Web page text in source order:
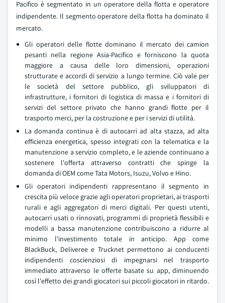
Pacifico è segmentato in un operatore della flotta e operatore
indipendente. Il segmento operatore della flotta ha dominato il
mercato.
Gli operatori delle flotte dominano il mercato dei camion
pesanti nella regione Asia-Pacifico e forniscono la quota
maggiore a causa delle loro dimensioni, operazioni
strutturate e accordi di servizio a lungo termine. Ciò vale per
le società del settore pubblico, gli sviluppatori di
infrastrutture, i fornitori di logistica di massa e i fornitori di
servizi del settore privato che hanno grandi flotte per il
trasporto merci, per la costruzione e per i servizi di utilità.
La domanda continua è di autocarri ad alta stazza, ad alta
efficienza energetica, spesso integrati con la telematica e la
manutenzione a servizio completo, e le aziende continuano a
sostenere l'offerta attraverso contratti che spinge la
domanda di OEM come Tata Motors, Isuzu, Volvo e Hino.
Gli operatori indipendenti rappresentano il segmento in
crescita più veloce grazie agli operatori proprietari, ai trasporti
rurali e agli aggregatori di merci digitali. Per questi utenti,
autocarri usati o rinnovati, programmi di proprietà flessibili e
modelli a bassa manutenzione contribuiscono a ridurre al
minimo l'investimento totale in anticipo. App come
BlackBuck, Deliveree e Trucknet permettono ai conducenti
indipendenti coscienziosi di impegnarsi nel trasporto
immediato attraverso le offerte basate su app, diminuendo
così l'effetto dei grandi giocatori sui piccoli giocatori in ritardo.